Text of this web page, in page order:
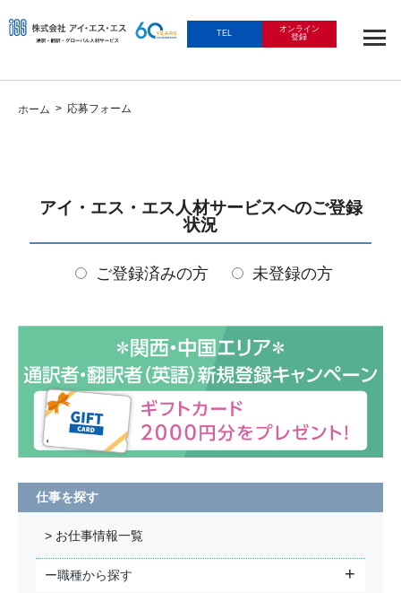
TEL
オンライン
登録
ホーム > 応募フォーム
アイ・エス・エス人材サービスへのご登録
状況
ご登録済みの方 未登録の方
仕事を探す
> お仕事情報一覧
ー職種から探す